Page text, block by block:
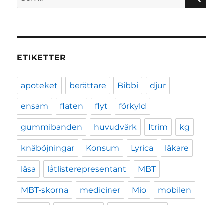
efter:
ETIKETTER
apoteket berättare Bibbi djur
ensam flaten flyt förkyld
gummibanden huvudvärk Itrim kg
knäböjningar Konsum Lyrica läkare
läsa låtlisterepresentant MBT
MBT-skorna mediciner Mio mobilen